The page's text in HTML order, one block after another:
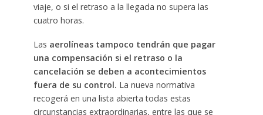
viaje, o si el retraso a la llegada no supera las
cuatro horas.
Las aerolíneas tampoco tendrán que pagar
una compensación si el retraso o la
cancelación se deben a acontecimientos
fuera de su control. La nueva normativa
recogerá en una lista abierta todas estas
circunstancias extraordinarias, entre las que se